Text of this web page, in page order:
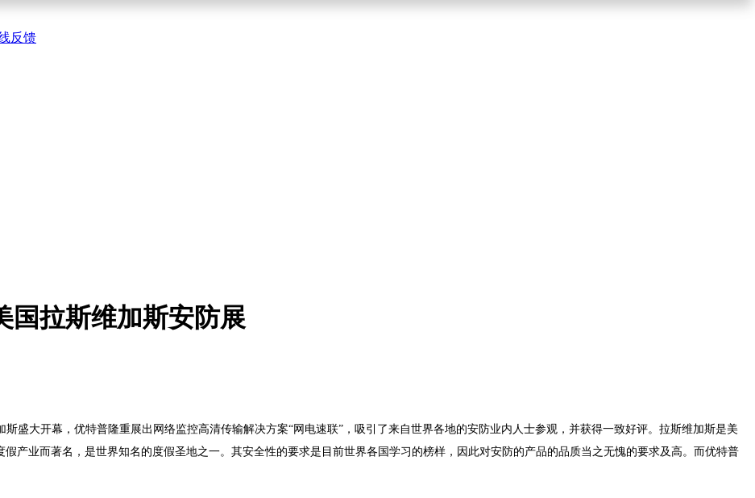
反馈
国拉斯维加斯安防展
盛大开幕，优特普隆重展出网络监控高清传输解决方案“网电速联”，吸引了来自世界各地的安防业内人士参观，并获得一致好评。 拉斯维加斯是美
产业而著名，是世界知名的度假圣地之一。其安全性的要求是目前世界各国学习的榜样，因此对安防的产品的品质当之无愧的要求及高。而优特普